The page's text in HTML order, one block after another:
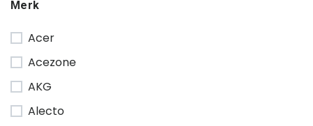
Merk
Acer
Acezone
AKG
Alecto